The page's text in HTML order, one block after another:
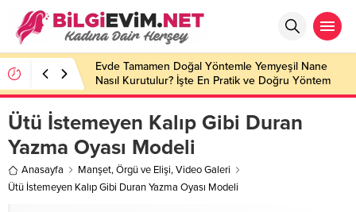
Evde Tamamen Doğal Yöntemle Yemyeşil Nane
Nasıl Kurutulur? İşte En Pratik ve Doğru Yöntem
Ütü İstemeyen Kalıp Gibi Duran
Yazma Oyası Modeli
Anasayfa Manşet,Örgü ve Elişi,Video Galeri
Ütü İstemeyen Kalıp Gibi Duran Yazma Oyası Modeli